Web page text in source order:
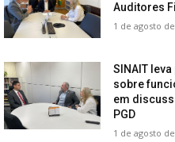
Auditores
1 de agosto
SINAIT
sobre
em
PGD
1 de agosto